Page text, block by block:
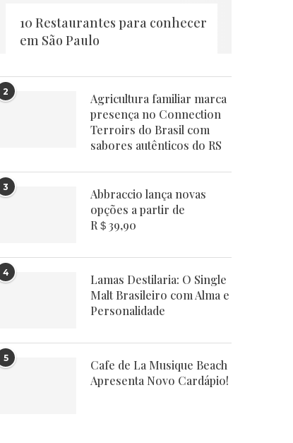
10 Restaurantes para conhecer
em São Paulo
2
Agricultura familiar marca
presença no Connection
Terroirs do Brasil com
sabores autênticos do RS
3
Abbraccio lança novas
opções a partir de
R＄39,90
4
Lamas Destilaria: O Single
Malt Brasileiro com Alma e
Personalidade
5
Cafe de La Musique Beach
Apresenta Novo Cardápio!